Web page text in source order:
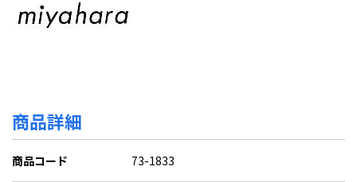
商品詳細
商品コード 73-1833